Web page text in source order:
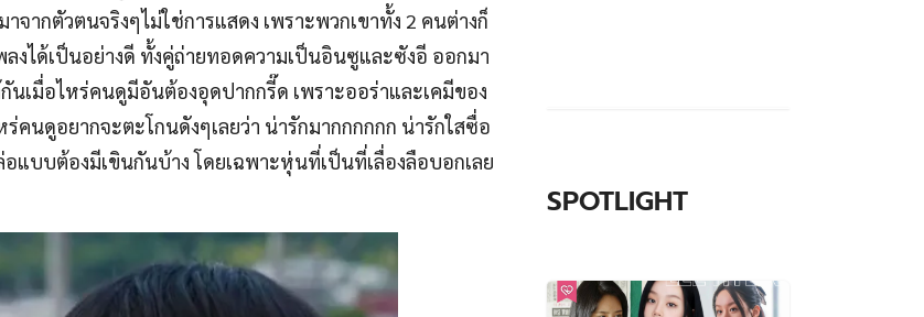
ากตัวตนจริงๆไม่ใช่การแสดง เพราะพวกเขาทั้ง 2 คนต่างก็
งได้เป็นอย่างดี ทั้งคู่ถ่ายทอดความเป็นอินซูและซังอี ออกมา
เมื่อไหร่คนดูมีอันต้องอุดปากกรี๊ด เพราะออร่าและเคมีของ
คนดูอยากจะตะโกนดังๆเลยว่า น่ารักมากกกกกก น่ารักใสซื่อ
บบต้องมีเขินกันบ้าง โดยเฉพาะหุ่นที่เป็นที่เลื่องลือบอกเลย
SPOTLIGHT